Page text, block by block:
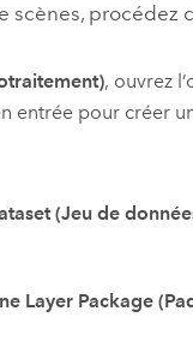
scènes, procédez
, ouvrez
entrée pour créer
(Jeu de
Layer Package